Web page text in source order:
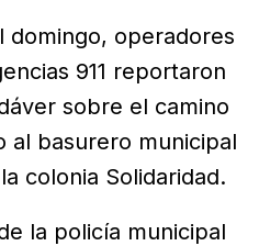
domingo, operadores
911 reportaron
sobre el camino
al basurero municipal
colonia Solidaridad.
la policía municipal